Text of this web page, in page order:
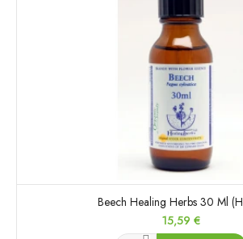
Beech Healing Herbs 30 Ml
Prix
15,59 €